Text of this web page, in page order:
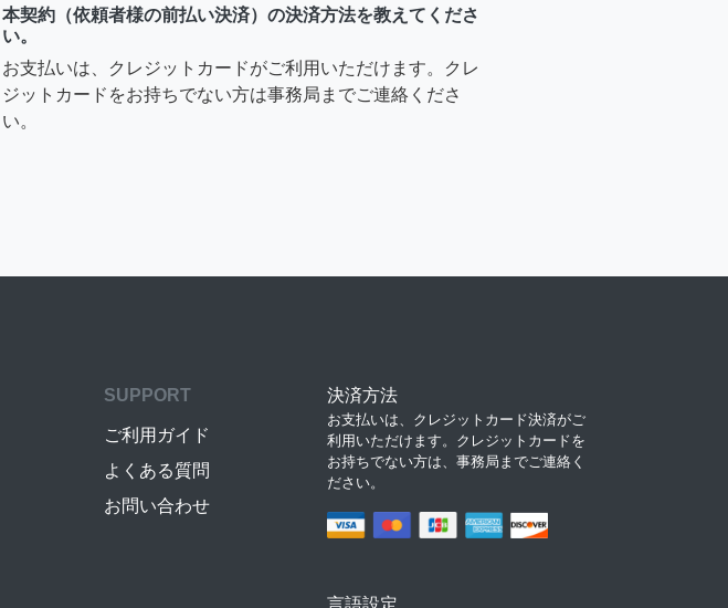
本契約（依頼者様の前払い決済）の決済方法を教えてくださ
い。
お支払いは、クレジットカードがご利用いただけます。クレ
ジットカードをお持ちでない方は事務局までご連絡くださ
い。
SUPPORT
ご利用ガイド
よくある質問
お問い合わせ
決済方法
お支払いは、クレジットカード決済がご
利用いただけます。クレジットカードを
お持ちでない方は、事務局までご連絡く
ださい。
言語設定